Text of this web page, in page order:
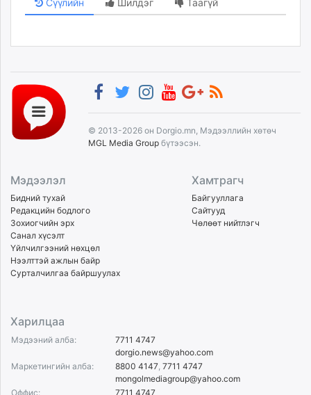
© 2013-2026 он Dorgio.mn, Мэдээллийн хөтөч
MGL Media Group бүтээсэн.
Мэдээлэл
Бидний тухай
Редакцийн бодлого
Зохиогчийн эрх
Санал хүсэлт
Үйлчилгээний нөхцөл
Нээлттэй ажлын байр
Сурталчилгаа байршуулах
Хамтрагч
Байгууллага
Сайтууд
Чөлөөт нийтлэгч
Харилцаа
Мэдээний алба:
7711 4747
dorgio.news@yahoo.com
Маркетингийн алба:
8800 4147 7711 4747
mongolmediagroup@yahoo.com
Оффис:
7711 4747